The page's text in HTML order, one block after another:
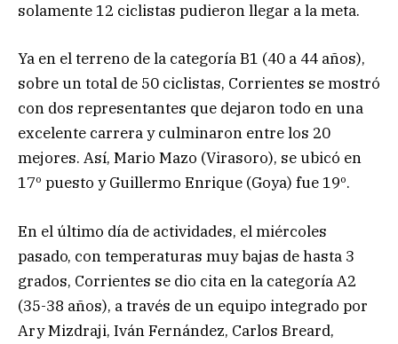
solamente 12 ciclistas pudieron llegar a la meta.
Ya en el terreno de la categoría B1 (40 a 44 años),
sobre un total de 50 ciclistas, Corrientes se mostró
con dos representantes que dejaron todo en una
excelente carrera y culminaron entre los 20
mejores. Así, Mario Mazo (Virasoro), se ubicó en
17º puesto y Guillermo Enrique (Goya) fue 19º.
En el último día de actividades, el miércoles
pasado, con temperaturas muy bajas de hasta 3
grados, Corrientes se dio cita en la categoría A2
(35-38 años), a través de un equipo integrado por
Ary Mizdraji, Iván Fernández, Carlos Breard,